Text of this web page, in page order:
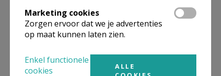
podcast begeleidt je bij je bezoek aan de tuin en
verklapt je meteen heel wat weetjes.
Meer op www.rubenshuis.be
Lees meer in ‘Relevant’, het magazine van het
bisdom Antwerpen.
Marketing cookies
Zorgen ervoor dat we je advertenties
op maat kunnen laten zien.
Enkel functionele
cookies
ALLE